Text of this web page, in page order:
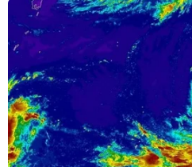
Theo dõi VietnamPlus